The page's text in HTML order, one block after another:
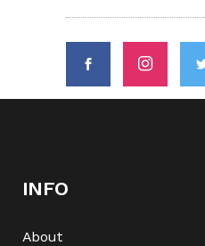
INFO
About